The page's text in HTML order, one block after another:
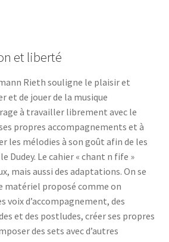
et liberté
Rieth souligne le plaisir et
et de jouer de la musique
à travailler librement avec le
propres accompagnements et à
les mélodies à son goût afin de les
Dudey. Le cahier « chant n fife »
mais aussi des adaptations. On se
matériel proposé comme on
voix d’accompagnement, des
et des postludes, créer ses propres
des sets avec d’autres